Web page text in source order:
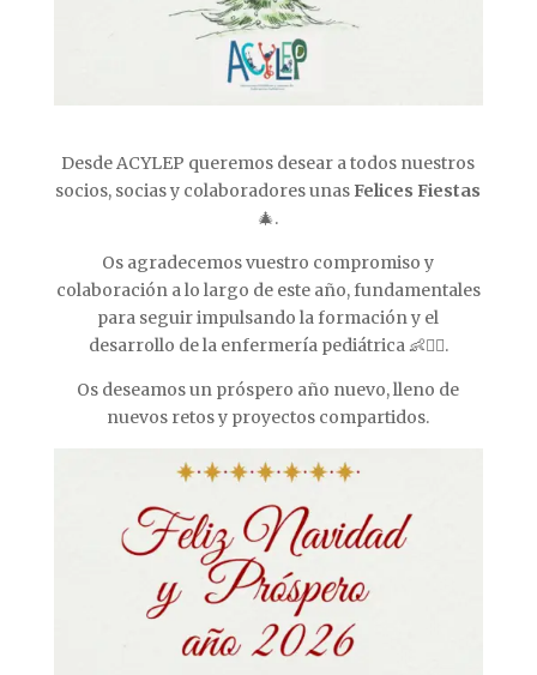
Desde ACYLEP queremos desear a todos nuestros
socios, socias y colaboradores unas Felices Fiestas
🎄.
Os agradecemos vuestro compromiso y
colaboración a lo largo de este año, fundamentales
para seguir impulsando la formación y el
desarrollo de la enfermería pediátrica 👶👩‍⚕️.
Os deseamos un próspero año nuevo, lleno de
nuevos retos y proyectos compartidos.